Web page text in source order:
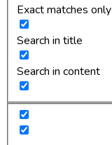
Exact matches only
Search in title
Search in content